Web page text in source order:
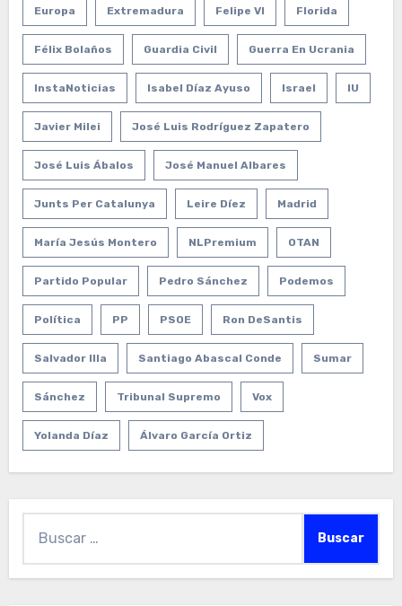
Europa Extremadura Felipe VI Florida
Félix Bolaños Guardia Civil Guerra En Ucrania
InstaNoticias Isabel Díaz Ayuso Israel IU
Javier Milei José Luis Rodríguez Zapatero
José Luis Ábalos José Manuel Albares
Junts Per Catalunya Leire Díez Madrid
María Jesús Montero NLPremium OTAN
Partido Popular Pedro Sánchez Podemos
Política PP PSOE Ron DeSantis
Salvador Illa Santiago Abascal Conde Sumar
Sánchez Tribunal Supremo Vox
Yolanda Díaz Álvaro García Ortiz